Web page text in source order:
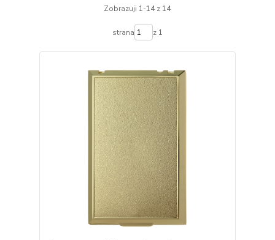
Zobrazuji 1-14 z 14
strana z 1